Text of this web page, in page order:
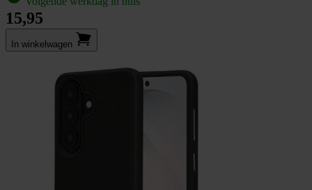
15,95
In winkel­wagen